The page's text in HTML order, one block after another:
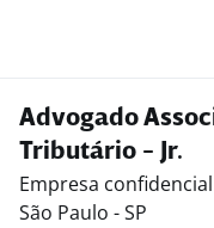
Advogado
Tributário - Jr.
Empresa confidencial
São Paulo - SP